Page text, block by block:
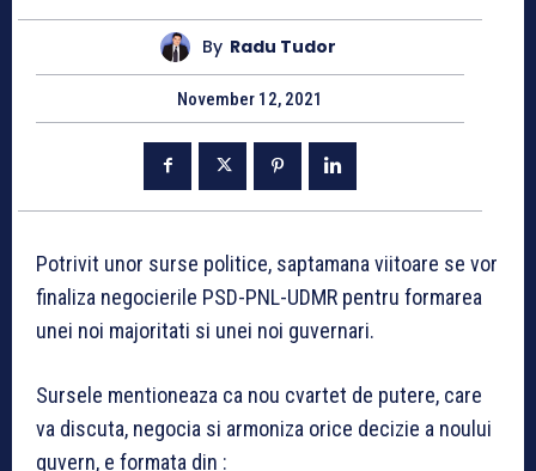
By Radu Tudor
November 12, 2021
Potrivit unor surse politice, saptamana viitoare se vor
finaliza negocierile PSD-PNL-UDMR pentru formarea
unei noi majoritati si unei noi guvernari.
Sursele mentioneaza ca nou cvartet de putere, care
va discuta, negocia si armoniza orice decizie a noului
guvern, e formata din :